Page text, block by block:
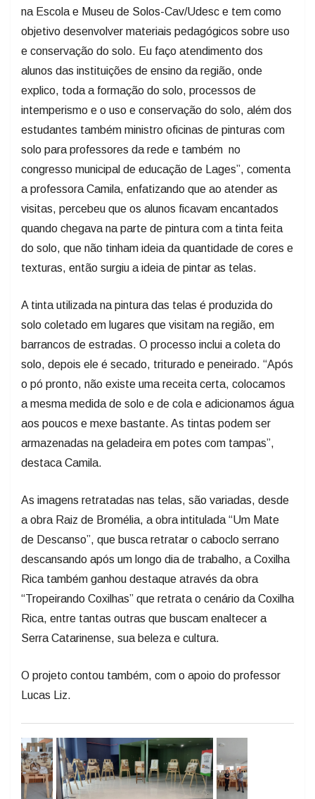
na Escola e Museu de Solos-Cav/Udesc e tem como
objetivo desenvolver materiais pedagógicos sobre uso
e conservação do solo. Eu faço atendimento dos
alunos das instituições de ensino da região, onde
explico, toda a formação do solo, processos de
intemperismo e o uso e conservação do solo, além dos
estudantes também ministro oficinas de pinturas com
solo para professores da rede e também no
congresso municipal de educação de Lages”, comenta
a professora Camila, enfatizando que ao atender as
visitas, percebeu que os alunos ficavam encantados
quando chegava na parte de pintura com a tinta feita
do solo, que não tinham ideia da quantidade de cores e
texturas, então surgiu a ideia de pintar as telas.
A tinta utilizada na pintura das telas é produzida do
solo coletado em lugares que visitam na região, em
barrancos de estradas. O processo inclui a coleta do
solo, depois ele é secado, triturado e peneirado. “Após
o pó pronto, não existe uma receita certa, colocamos
a mesma medida de solo e de cola e adicionamos água
aos poucos e mexe bastante. As tintas podem ser
armazenadas na geladeira em potes com tampas”,
destaca Camila.
As imagens retratadas nas telas, são variadas, desde
a obra Raiz de Bromélia, a obra intitulada “Um Mate
de Descanso”, que busca retratar o caboclo serrano
descansando após um longo dia de trabalho, a Coxilha
Rica também ganhou destaque através da obra
“Tropeirando Coxilhas” que retrata o cenário da Coxilha
Rica, entre tantas outras que buscam enaltecer a
Serra Catarinense, sua beleza e cultura.
O projeto contou também, com o apoio do professor
Lucas Liz.